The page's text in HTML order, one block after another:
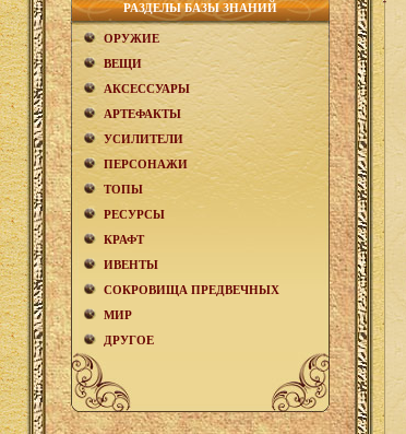
РАЗДЕЛЫ БАЗЫ ЗНАНИЙ
ОРУЖИЕ
ВЕЩИ
АКCЕСCУАРЫ
АРТЕФАКТЫ
УСИЛИТЕЛИ
ПЕРСОНАЖИ
ТОПЫ
РЕСУРСЫ
КРАФТ
ИВЕНТЫ
СОКРОВИЩА ПРЕДВЕЧНЫХ
МИР
ДРУГОЕ